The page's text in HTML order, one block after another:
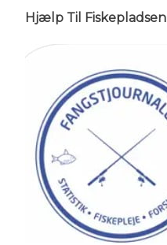
Hjælp Til Fiskepladsen